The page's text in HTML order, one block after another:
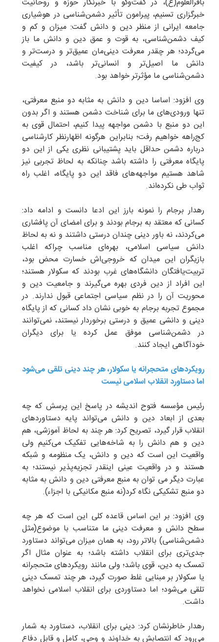
خبرگزاری تسنیم، پیرامون تأثیر دشمن‌شناسی در هوشیاری
جامعه ایرانی از منظر دین و دانش گفت: میزان و کم و
کیف دشمن‌شناسی، به قوت و عمق دین و دانش ما باز
می‌گردد؛ هر چقدر معرفت دینی‌مان عمیق‌تر و درست‌تر و
دانش ما اصیل‌تر و انسانی‌تر باشد، در کیفیت
دشمن‌شناسی ما مؤثرتر خواهد بود.
وی افزود: اساسا دین و دانش به مثابه دو منبع معرفتی،
تنها ورودی‌های ما برای شناخت دشمن هستند و اگر بدون
این دو منبع با دشمن مواجهه پیدا کنیم، احتمال قوی به
کج‌راهه خواهیم رفت؛ بنابراین هرگونه اظهارنظر کارشناسی
درباره دشمن حداقل باید پشتیبانی نظری یکی از این دو
پایگاه معرفتی را داشته باشد چنانکه به لحاظ تجربی نیز
شاهد هستیم مواجهه‌های فاقد این دو پایگاه، اغلب راه
ثواب طی نکرده‌اند.
رهدار برجام را نمونه بارز این ادعا دانست و ادامه داد:
کسانی که معتقد به برجام بودند و برای امضای آن پافشاری
می‌کردند، نه باور دینی چندان درستی داشتند و نه به لحاظ
دانش سیاسی اسلامی، بهره‌ای مناسب چراکه اغلب
بازیگران این میدان که خروجی‌اش خسارت محض بود،
تربیت‌یافتگان دانشگاه‌های غرب بودند که سکولار هستند؛
این افراد از دین فردی بهره می‌گیرند و جامعیت دین و
محوریت آن را در نظم سیاسی اجتماعی قبول ندارند. در
مجموع تجربه برجام به خوبی نشان داد کسانی که از پایگاه
دینی و دانشی عمیق و درستی برخوردار نیستند، نمی‌توانند
در دشمن‌شناسی موفق عمل کرده یا برای دیگران
خودآگاهی ایجاد کنند.
رویکردهای متحجرانه یا سکولار، هر چند دینی تلقی می‌شود
اما دستاورد انقلاب اسلامی نیست
رئیس مؤسسه فتوح اندیشه در پاسخ این پرسش که چه
بعدی از ابعاد دین و دانش می‌تواند پایه دستاوردهای
انقلاب قرار گیرد، تصریح کرد: هر چند به لحاظ آموزشی، هم
دین و هم دانش را به شاخه‌هایی تفکیک می‌کنیم ولی
واقعیت این است که دین و دانش، یک منظومه و شبکه
هستند و در واقعیت عینی اینقدر تجزیه‌پذیر نیستند؛ به
عبارت دیگر می توان به منبع معرفتی دین و دانش به مثابه
دو منبع تشکیکی نگاه کرد(نه منبع مکانیکی با اجزاء).
وی افزود: بر این اساس قاعده کلی این است که هر چه
سطح دانش و معرفت دینی ما متناسب با موضوع(مثل
دشمن‌شناسی) بالاتر رود، به همان میزان می‌تواند دستاورد
جدی‌تری برای انقلاب داشته باشد؛ به عنوان مثال اگر
تمسک به دین، قوی باشد؛ ولی مانند رویکردهای متحجرانه
یا سکولار بر مبنایی غلط صورت گیرد، هر چند تمسک دینی
تلقی می‌شود؛ اما دستاوردی برای انقلاب اسلامی نخواهد
داشت.
رهدار خاطرنشان کرد: دینی برای انقلاب، دستاورد به شمار
می‌رود که انتصابش به خداوند و وحی، کامل و قابل دفاع